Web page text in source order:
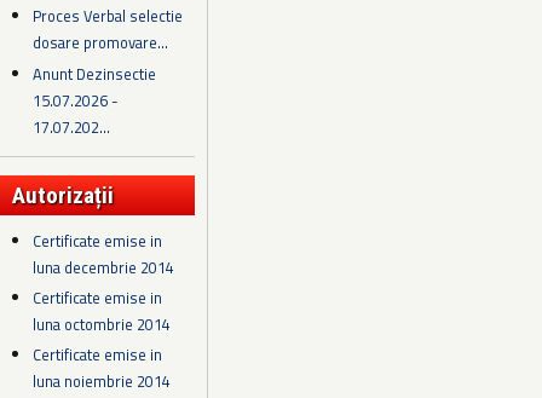
Proces Verbal selectie
dosare promovare...
Anunt Dezinsectie
15.07.2026 -
17.07.202...
Autorizații
Certificate emise in
luna decembrie 2014
Certificate emise in
luna octombrie 2014
Certificate emise in
luna noiembrie 2014